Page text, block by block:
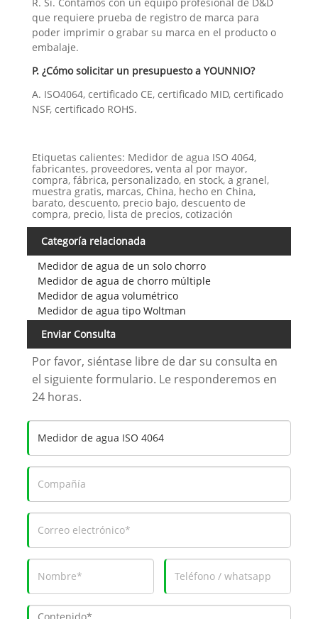
que requiere prueba de registro de marca para
poder imprimir o grabar su marca en el producto o
embalaje.
P. ¿Cómo solicitar un presupuesto a YOUNNIO?
A. ISO4064, certificado CE, certificado MID, certificado
NSF, certificado ROHS.
Etiquetas calientes: Medidor de agua ISO 4064,
fabricantes, proveedores, venta al por mayor,
compra, fábrica, personalizado, en stock, a granel,
muestra gratis, marcas, China, hecho en China,
barato, descuento, precio bajo, descuento de
compra, precio, lista de precios, cotización
Categoría relacionada
Medidor de agua de un solo chorro
Medidor de agua de chorro múltiple
Medidor de agua volumétrico
Medidor de agua tipo Woltman
Enviar Consulta
Por favor, siéntase libre de dar su consulta en
el siguiente formulario. Le responderemos en
24 horas.